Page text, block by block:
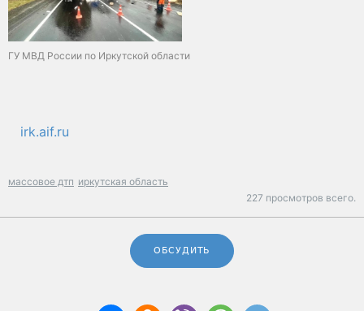
ГУ МВД России по Иркутской области
irk.aif.ru
массовое дтп иркутская область
227 просмотров всего.
ОБСУДИТЬ